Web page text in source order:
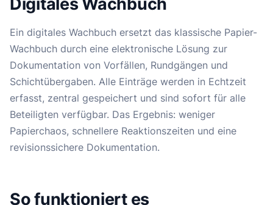
Ein digitales Wachbuch ersetzt das klassische Papier-
Wachbuch durch eine elektronische Lösung zur
Dokumentation von Vorfällen, Rundgängen und
Schichtübergaben. Alle Einträge werden in Echtzeit
erfasst, zentral gespeichert und sind sofort für alle
Beteiligten verfügbar. Das Ergebnis: weniger
Papierchaos, schnellere Reaktionszeiten und eine
revisionssichere Dokumentation.
So funktioniert es